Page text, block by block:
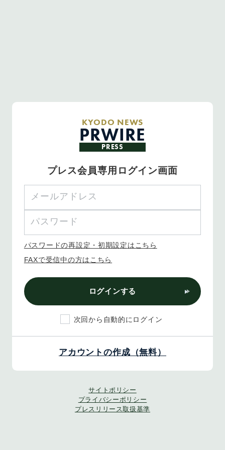
KYODO NEWS
PRWIRE
PRESS
プレス会員専用ログイン画面
パスワードの再設定・初期設定はこちら
FAXで受信中の方はこちら
ログインする
次回から自動的にログイン
アカウントの作成（無料）
サイトポリシー
プライバシーポリシー
プレスリリース取扱基準